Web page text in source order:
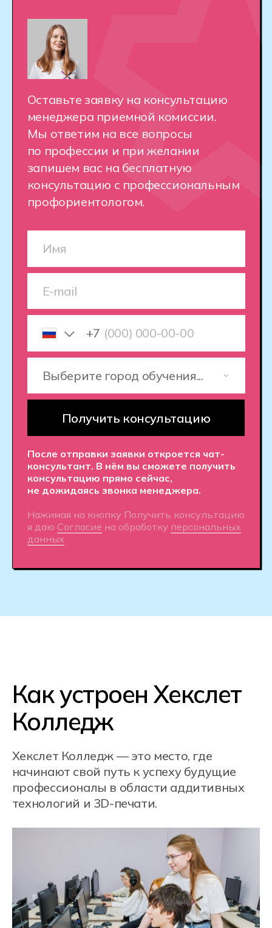
Кампусы Хекслет Колледжа для
в Москве, Санкт-Петербурге,
Екатеринбурге, Краснодаре
и в Алматы (Казахстан)
Мы создали идеальные условия для
студентов: учебные корпуса
удобными коворкингами, спортивными
и рекреационными зонами, а также
площадками для киберспортивных
тренировок.
НАШИ КАМПУСЫ
Кампусы Хекслет
Колледж в городах
Екатеринбург
Онлайн-обучение